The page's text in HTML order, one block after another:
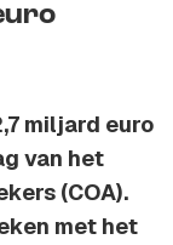
miljard euro
van het
(COA).
met het